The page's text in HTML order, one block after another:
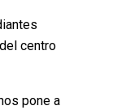
centro
pone a